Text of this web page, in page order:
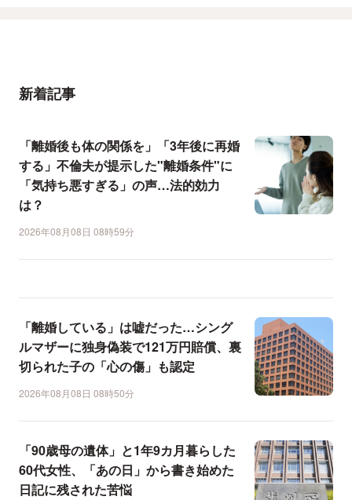
新着記事
「離婚後も体の関係を」「3年後に再婚
する」不倫夫が提示した"離婚条件"に
「気持ち悪すぎる」の声…法的効力
は？
2026年08月08日 08時59分
「離婚している」は嘘だった…シング
ルマザーに独身偽装で121万円賠償、裏
切られた子の「心の傷」も認定
2026年08月08日 08時50分
「90歳母の遺体」と1年9カ月暮らした
60代女性、「あの日」から書き始めた
日記に残された苦悩